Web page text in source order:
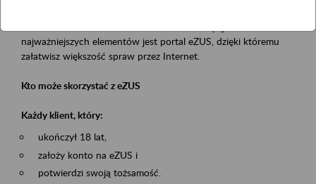
najważniejszych elementów jest portal eZUS, dzięki któremu
załatwisz większość spraw przez Internet.
Kto może skorzystać z eZUS
Każdy klient, który:
ukończył 18 lat,
założy konto na eZUS i
potwierdzi swoją tożsamość.